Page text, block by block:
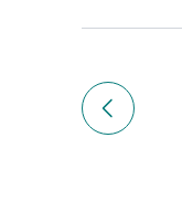
Navigation
de
Article